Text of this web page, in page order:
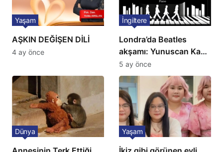
AŞKIN DEĞİŞEN DİLİ
Yaşam
4 ay önce
Londra’da Beatles
akşamı: Yunuscan Kaya
klasik yorumuyla
sahnede
İngiltere
5 ay önce
Dünya Yaşam